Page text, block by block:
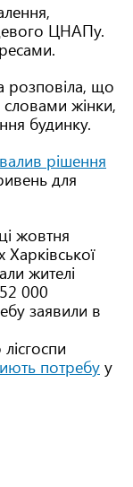
ЦНАПу.
розповіла, що
словами жінки,
будинку.
рішення
для
жовтня
жителі
000
заявили в
потребу у